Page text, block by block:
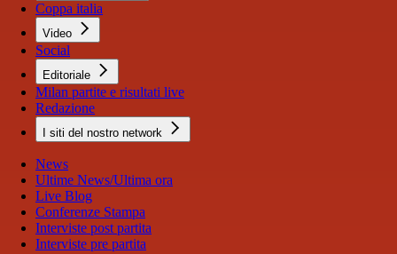
Coppa italia
Video
Social
Editoriale
Milan partite e risultati live
Redazione
I siti del nostro network
News
Ultime News/Ultima ora
Live Blog
Conferenze Stampa
Interviste post partita
Interviste pre partita